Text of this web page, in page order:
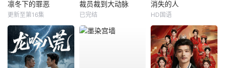
凛冬下的罪恶
更新至第16集
裁员裁到大动脉
已完结
消失的人
HD国语